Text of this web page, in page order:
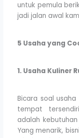
untuk pemula
jadi jalan awal
5 Usaha yang
1. Usaha Kuliner
Bicara soal
tempat
adalah
Yang menarik,